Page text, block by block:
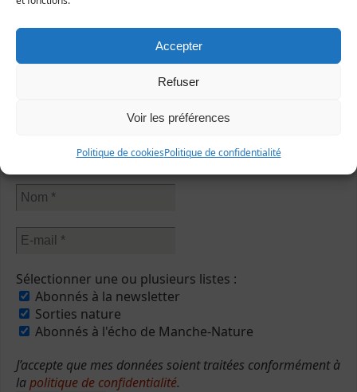
Accepter
Refuser
Voir les préférences
Politique de cookiesPolitique de confidentialité
Abonnez-vous à notre newsletter
Sélectionner une ou plusieurs listes :
Abonnés à la newsletter
Sorties nature
Abonnés à l'écho de Manche-Nature
J’accepte que mes données soient traitées conformément à
lapolitique de confidentialité.